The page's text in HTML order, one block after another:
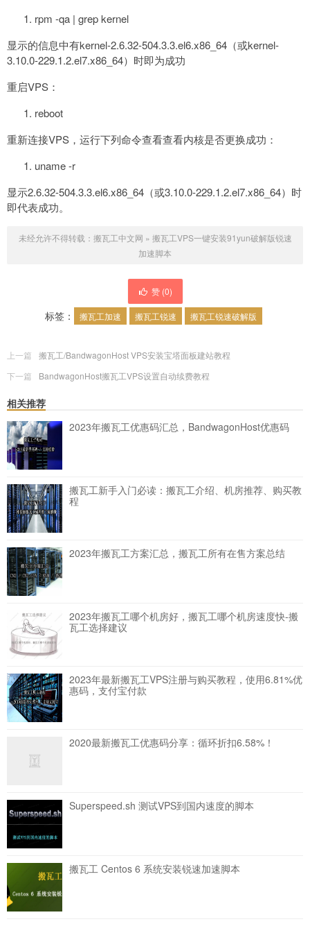
rpm -qa | grep kernel
显示的信息中有kernel-2.6.32-504.3.3.el6.x86_64（或kernel-
3.10.0-229.1.2.el7.x86_64）时即为成功
重启VPS：
reboot
重新连接VPS，运行下列命令查看查看内核是否更换成功：
uname -r
显示2.6.32-504.3.3.el6.x86_64（或3.10.0-229.1.2.el7.x86_64）时
即代表成功。
未经允许不得转载： 搬瓦工中文网 » 搬瓦工VPS一键安装91yun破解版锐速
加速脚本
赞 (0)
标签： 搬瓦工加速 搬瓦工锐速 搬瓦工锐速破解版
上一篇
搬瓦工/BandwagonHost VPS安装宝塔面板建站教程
下一篇
BandwagonHost搬瓦工VPS设置自动续费教程
相关推荐
2023年搬瓦工优惠码汇总，BandwagonHost优惠码
搬瓦工新手入门必读：搬瓦工介绍、机房推荐、购买教
程
2023年搬瓦工方案汇总，搬瓦工所有在售方案总结
2023年搬瓦工哪个机房好，搬瓦工哪个机房速度快-搬
瓦工选择建议
2023年最新搬瓦工VPS注册与购买教程，使用6.81%优
惠码，支付宝付款
2020最新搬瓦工优惠码分享：循环折扣6.58%！
Superspeed.sh 测试VPS到国内速度的脚本
搬瓦工 Centos 6 系统安装锐速加速脚本